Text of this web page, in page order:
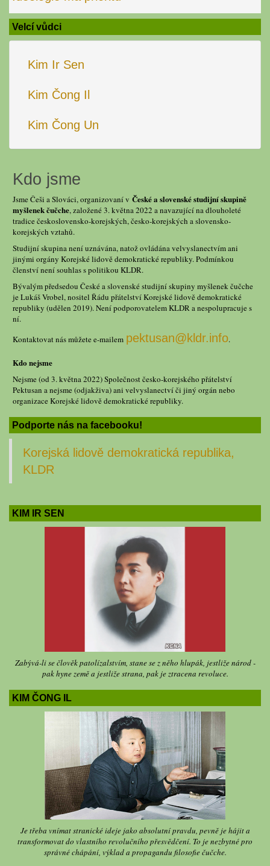
Velcí vůdci
Kim Ir Sen
Kim Čong Il
Kim Čong Un
Kdo jsme
Jsme Češi a Slováci, organizovaní v České a slovenské studijní skupině
myšlenek čučche, založené 3. května 2022 a navazující na dlouholeté
tradice československo-korejských, česko-korejských a slovensko-
korejských vztahů.
Studijní skupina není uznávána, natož ovládána velvyslanectvím ani
jinými orgány Korejské lidově demokratické republiky. Podmínkou
členství není souhlas s politikou KLDR.
Bývalým předsedou České a slovenské studijní skupiny myšlenek čučche
je Lukáš Vrobel, nositel Řádu přátelství Korejské lidově demokratické
republiky (udělen 2019). Není podporovatelem KLDR a nespolupracuje s
ní.
Kontaktovat nás můžete e-mailem pektusan@kldr.info.
Kdo nejsme
Nejsme (od 3. května 2022) Společnost česko-korejského přátelství
Pektusan a nejsme (odjakživa) ani velvyslanectví či jiný orgán nebo
organizace Korejské lidově demokratické republiky.
Podporte nás na facebooku!
Korejská lidově demokratická republika,
KLDR
KIM IR SEN
Zabývá-li se člověk patolízalstvím, stane se z něho hlupák, jestliže národ -
pak hyne země a jestliže strana, pak je ztracena revoluce.
KIM ČONG IL
Je třeba vnímat stranické ideje jako absolutní pravdu, pevně je hájit a
transformovat do vlastního revolučního přesvědčení. To je nezbytné pro
správné chápání, výklad a propagandu filosofie čučche.